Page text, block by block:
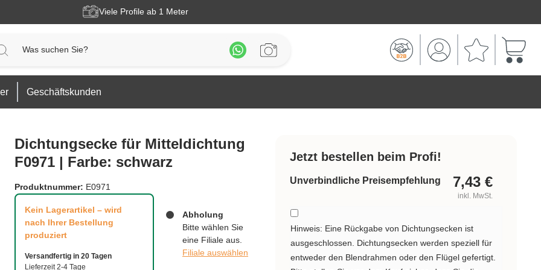
Viele Profile ab 1 Meter
Geschäftskunden
Dichtungsecke für Mitteldichtung
F0971 | Farbe: schwarz
Produktnummer: E0971
Kein Lagerartikel – wird
nach Ihrer Bestellung
produziert
Versandfertig in 20 Tagen
Lieferzeit 2-4 Tage
Abholung
Bitte wählen Sie
eine Filiale aus.
Filiale auswählen
Jetzt bestellen beim Profi!
Unverbindliche Preisempfehlung 7,43 €
inkl. MwSt.
Hinweis: Eine Rückgabe von Dichtungsecken ist
ausgeschlossen. Dichtungsecken werden speziell für
entweder den Blendrahmen oder den Flügel gefertigt.